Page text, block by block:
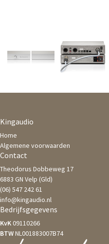
Kingaudio
Home
Algemene voorwaarden
Contact
Theodorus Dobbeweg 17
6883 GN Velp (Gld)
(06) 547 242 61
info@kingaudio.nl
Bedrijfsgegevens
KvK09110266
BTWNL001883007B74